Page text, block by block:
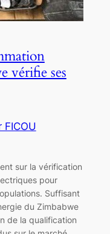
vérifie ses
FICOU
sur la vérification
pour
Suffisant
du Zimbabwe
de la qualification